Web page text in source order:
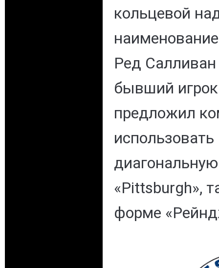
кольцевой
Ред Салливан
бывший
предложил
«Pittsburgh»,
форме